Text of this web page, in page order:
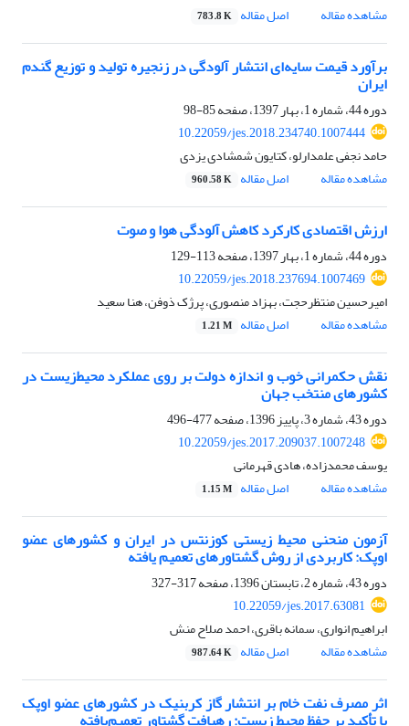
مشاهده مقاله
اصل مقاله 783.8 K
برآورد قیمت سایه‌ای انتشار آلودگی در زنجیره تولید و توزیع گندم
ایران
دوره 44، شماره 1، بهار 1397، صفحه
85-98
10.22059/jes.2018.234740.1007444
حامد نجفی علمدارلو، کتایون شمشادی یزدی
مشاهده مقاله
اصل مقاله 960.58 K
ارزش اقتصادی کارکرد کاهش آلودگی هوا و صوت
دوره 44، شماره 1، بهار 1397، صفحه
113-129
10.22059/jes.2018.237694.1007469
امیرحسین منتظرحجت، بهزاد منصوری، پرژک ذوفن، هنا سعید
مشاهده مقاله
اصل مقاله 1.21 M
نقش حکمرانی خوب و اندازه دولت بر روی عملکرد محیط‌زیست در
کشورهای منتخب جهان
دوره 43، شماره 3، پاییز 1396، صفحه
477-496
10.22059/jes.2017.209037.1007248
یوسف محمدزاده، هادی قهرمانی
مشاهده مقاله
اصل مقاله 1.15 M
آزمون منحنی محیط زیستی کوزنتس در ایران و کشورهای عضو
اوپک: کاربردی از روش گشتاورهای تعمیم یافته
دوره 43، شماره 2، تابستان 1396، صفحه
317-327
10.22059/jes.2017.63081
ابراهیم انواری، سمانه باقری، احمد صلاح منش
مشاهده مقاله
اصل مقاله 987.64 K
اثر مصرف نفت خام بر انتشار گاز کربنیک در کشورهای عضو اوپک